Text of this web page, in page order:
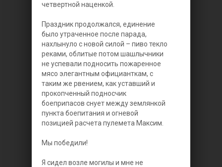
четвертной наценкой.
Праздник продолжался, единение
было утраченное после парада,
нахлынуло с новой силой – пиво текло
реками, облитые потом шашлычники
не успевали подносить пожаренное
мясо элегантным официанткам, с
таким же рвением, как уставший и
прокопченный подносчик
боеприпасов снует между землянкой
пункта боепитания и огневой
позицией расчета пулемета Максим.
Мы победили!
Я сидел возле могилы и мне не